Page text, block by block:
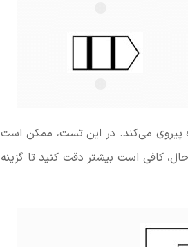
پیروی می‌کند. در این تست، ممکن است
کافی است بیشتر دقت کنید تا گزینه